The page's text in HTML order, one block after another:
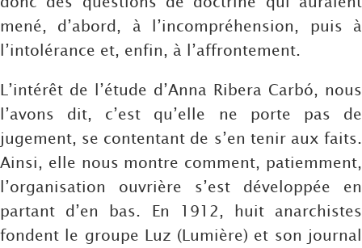
mené, d’abord, à l’incompréhension, puis à
l’intolérance et, enfin, à l’affrontement.
L’intérêt de l’étude d’Anna Ribera Carbó, nous
l’avons dit, c’est qu’elle ne porte pas de
jugement, se contentant de s’en tenir aux faits.
Ainsi, elle nous montre comment, patiemment,
l’organisation ouvrière s’est développée en
partant d’en bas. En 1912, huit anarchistes
fondent le groupe Luz (Lumière) et son journal